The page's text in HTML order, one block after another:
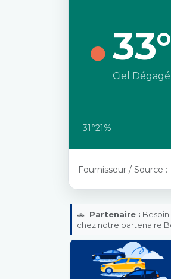
33°
Ciel Dégagé
31°21%
Fournisseur / Source :
🚗 Partenaire :
chez notre partenaire